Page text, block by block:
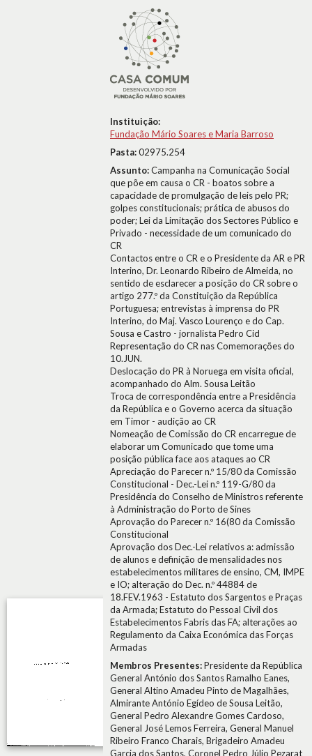
Instituição:
Fundação Mário Soares e Maria Barroso
Pasta:02975.254
Assunto:Campanha na Comunicação Social
que põe em causa o CR - boatos sobre a
capacidade de promulgação de leis pelo PR;
golpes constitucionais; prática de abusos do
poder; Lei da Limitação dos Sectores Público e
Privado - necessidade de um comunicado do
CR
Contactos entre o CR e o Presidente da AR e PR
Interino, Dr. Leonardo Ribeiro de Almeida, no
sentido de esclarecer a posição do CR sobre o
artigo 277.º da Constituição da República
Portuguesa; entrevistas à imprensa do PR
Interino, do Maj. Vasco Lourenço e do Cap.
Sousa e Castro - jornalista Pedro Cid
Representação do CR nas Comemorações do
10.JUN.
Deslocação do PR à Noruega em visita oficial,
acompanhado do Alm. Sousa Leitão
Troca de correspondência entre a Presidência
da República e o Governo acerca da situação
em Timor - audição ao CR
Nomeação de Comissão do CR encarregue de
elaborar um Comunicado que tome uma
posição pública face aos ataques ao CR
Apreciação do Parecer n.º 15/80 da Comissão
Constitucional - Dec.-Lei n.º 119-G/80 da
Presidência do Conselho de Ministros referente
à Administração do Porto de Sines
Aprovação do Parecer n.º 16(80 da Comissão
Constitucional
Aprovação dos Dec.-Lei relativos a: admissão
de alunos e definição de mensalidades nos
estabelecimentos militares de ensino, CM, IMPE
e IO; alteração do Dec. n.º 44884 de
18.FEV.1963 - Estatuto dos Sargentos e Praças
da Armada; Estatuto do Pessoal Civil dos
Estabelecimentos Fabris das FA; alterações ao
Regulamento da Caixa Económica das Forças
Armadas
Membros Presentes:Presidente da República
General António dos Santos Ramalho Eanes,
General Altino Amadeu Pinto de Magalhães,
Almirante António Egídeo de Sousa Leitão,
General Pedro Alexandre Gomes Cardoso,
General José Lemos Ferreira, General Manuel
Ribeiro Franco Charais, Brigadeiro Amadeu
Garcia dos Santos, Coronel Pedro Júlio Pezarat